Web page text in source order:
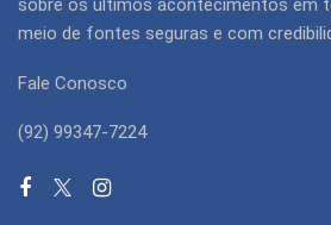
meio de fontes seguras e com
Fale Conosco
(92) 99347-7224